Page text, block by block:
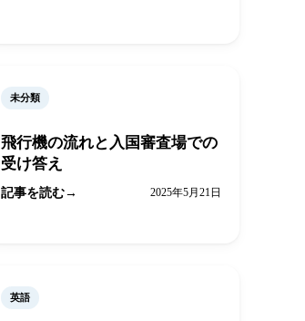
未分類
飛行機の流れと入国審査場での
受け答え
記事を読む 2025年5月21日
英語